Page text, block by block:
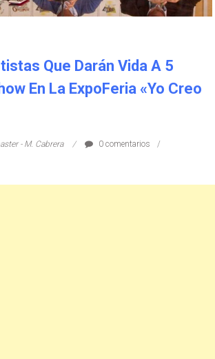
Que Darán Vida A 5
En La ExpoFeria «Yo Creo
- M. Cabrera
0 comentarios